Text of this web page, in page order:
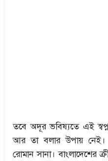
তবে অদূর ভবিষ্যতে এই
আর তা বলার উপায় নেই।
রোমান সানা। বাংলাদেশের